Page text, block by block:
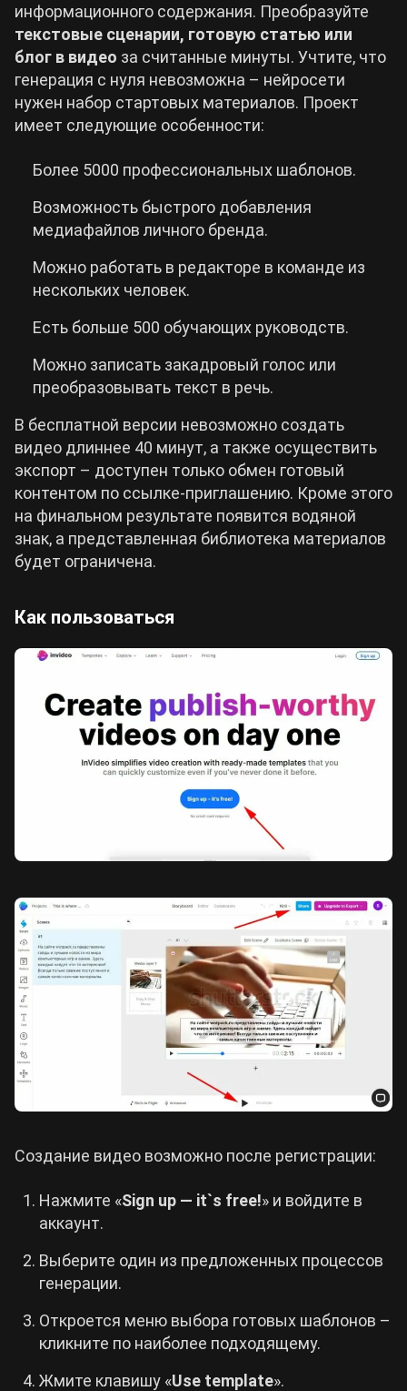
информационного содержания. Преобразуйте
текстовые сценарии, готовую статью или
блог в видео за считанные минуты. Учтите, что
генерация с нуля невозможна – нейросети
нужен набор стартовых материалов. Проект
имеет следующие особенности:
Более 5000 профессиональных шаблонов.
Возможность быстрого добавления
медиафайлов личного бренда.
Можно работать в редакторе в команде из
нескольких человек.
Есть больше 500 обучающих руководств.
Можно записать закадровый голос или
преобразовывать текст в речь.
В бесплатной версии невозможно создать
видео длиннее 40 минут, а также осуществить
экспорт – доступен только обмен готовый
контентом по ссылке-приглашению. Кроме этого
на финальном результате появится водяной
знак, а представленная библиотека материалов
будет ограничена.
Как пользоваться
Создание видео возможно после регистрации:
Нажмите «Sign up — it`s free!» и войдите в
аккаунт.
Выберите один из предложенных процессов
генерации.
Откроется меню выбора готовых шаблонов –
кликните по наиболее подходящему.
Жмите клавишу «Use template».